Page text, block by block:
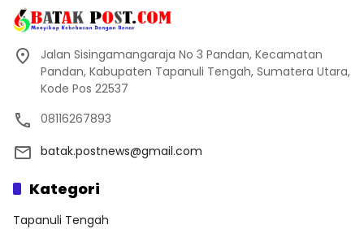
Jalan Sisingamangaraja No 3 Pandan, Kecamatan
Pandan, Kabupaten Tapanuli Tengah, Sumatera Utara,
Kode Pos 22537
08116267893
batak.postnews@gmail.com
Kategori
Tapanuli Tengah